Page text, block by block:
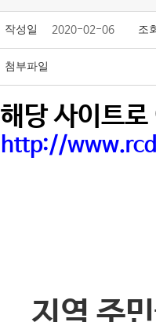
작성일 2020-02-06 조
첨부파일
해당 사이트
http://